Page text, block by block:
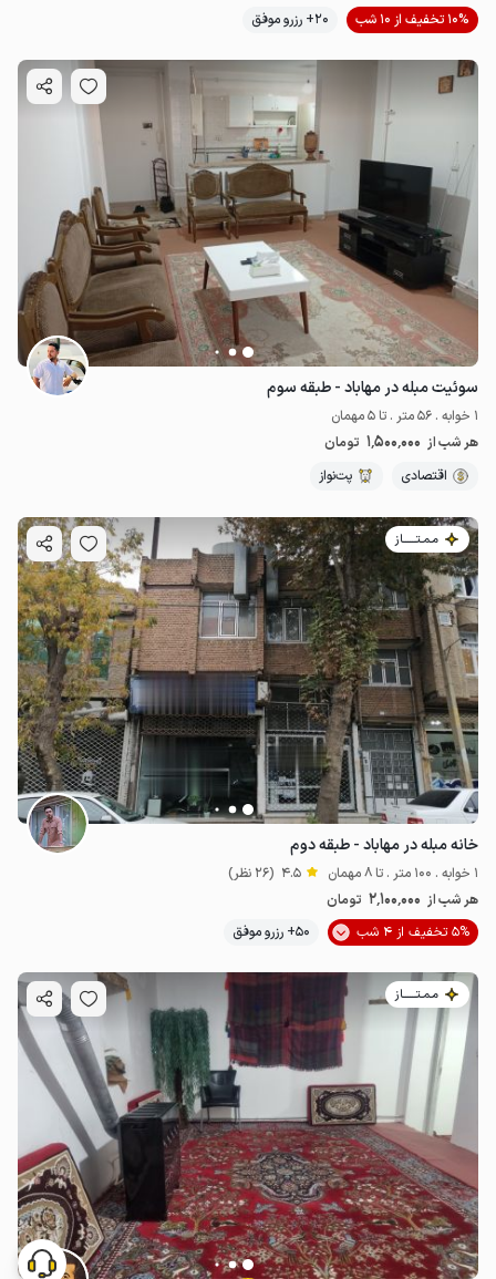
10% تخفیف از 10 شب
20+ رزرو موفق
سوئیت مبله در مهاباد - طبقه سوم
1 خوابه . 56 متر . تا 5 مهمان
هر شب از 1٬500٬000 تومان
اقتصادی
پت‌نواز
مـمـتــــــاز
خانه مبله در مهاباد - طبقه دوم
1 خوابه . 100 متر . تا 8 مهمان 4.5 (26 نظر)
هر شب از 2٬100٬000 تومان
5% تخفیف از 4 شب
50+ رزرو موفق
مـمـتــــــاز